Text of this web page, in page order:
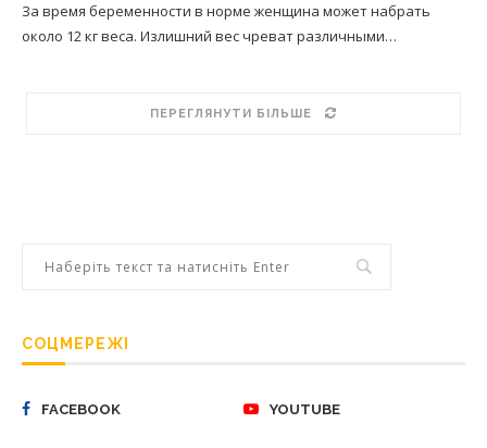
За время беременности в норме женщина может набрать
около 12 кг веса. Излишний вес чреват различными…
ПЕРЕГЛЯНУТИ БІЛЬШЕ
СОЦМЕРЕЖІ
FACEBOOK YOUTUBE